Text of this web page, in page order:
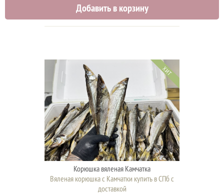
Добавить в корзину
ХИТ
Корюшка вяленая Камчатка
Вяленая корюшка с Камчатки купить в СПб с
доставкой